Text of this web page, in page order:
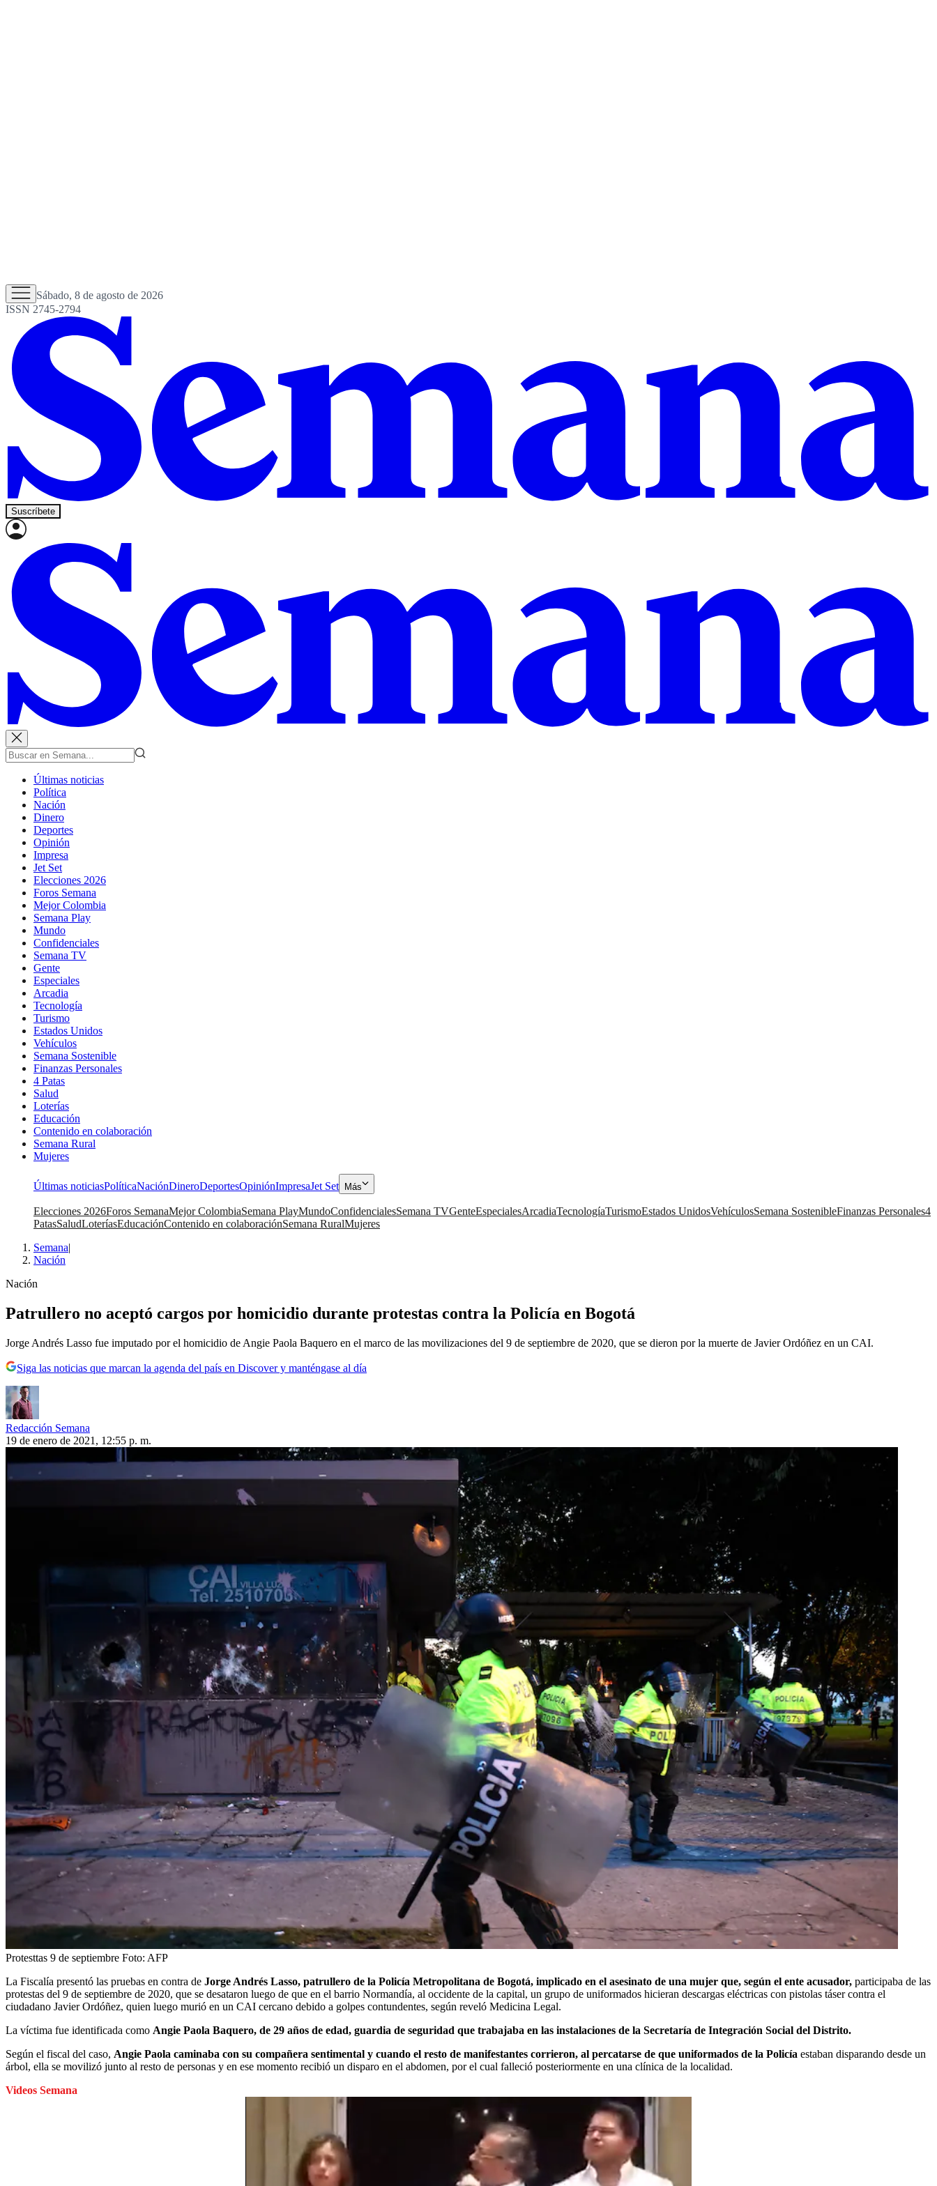
Sábado, 8 de agosto de 2026
ISSN 2745-2794
Suscríbete
Últimas noticias
Política
Nación
Dinero
Deportes
Opinión
Impresa
Jet Set
Elecciones 2026
Foros Semana
Mejor Colombia
Semana Play
Mundo
Confidenciales
Semana TV
Gente
Especiales
Arcadia
Tecnología
Turismo
Estados Unidos
Vehículos
Semana Sostenible
Finanzas Personales
4 Patas
Salud
Loterías
Educación
Contenido en colaboración
Semana Rural
Mujeres
Últimas noticiasPolíticaNaciónDineroDeportesOpiniónImpresaJet Set Más
Elecciones 2026Foros SemanaMejor ColombiaSemana PlayMundoConfidencialesSemana TVGenteEspecialesArcadiaTecnologíaTurismoEstados UnidosVehículosSemana SostenibleFinanzas Personales4
PatasSaludLoteríasEducaciónContenido en colaboraciónSemana RuralMujeres
Semana|
Nación
Nación
Patrullero no aceptó cargos por homicidio durante protestas contra la Policía en Bogotá
Jorge Andrés Lasso fue imputado por el homicidio de Angie Paola Baquero en el marco de las movilizaciones del 9 de septiembre de 2020, que se dieron por la muerte de Javier Ordóñez en un CAI.
Siga las noticias que marcan la agenda del país en Discover y manténgase al día
Redacción Semana
19 de enero de 2021, 12:55 p. m.
Protesttas 9 de septiembre Foto: AFP
La Fiscalía presentó las pruebas en contra de Jorge Andrés Lasso, patrullero de la Policía Metropolitana de Bogotá, implicado en el asesinato de una mujer que, según el ente acusador, participaba de las
protestas del 9 de septiembre de 2020, que se desataron luego de que en el barrio Normandía, al occidente de la capital, un grupo de uniformados hicieran descargas eléctricas con pistolas táser contra el
ciudadano Javier Ordóñez, quien luego murió en un CAI cercano debido a golpes contundentes, según reveló Medicina Legal.
La víctima fue identificada como Angie Paola Baquero, de 29 años de edad, guardia de seguridad que trabajaba en las instalaciones de la Secretaría de Integración Social del Distrito.
Según el fiscal del caso, Angie Paola caminaba con su compañera sentimental y cuando el resto de manifestantes corrieron, al percatarse de que uniformados de la Policía estaban disparando desde un
árbol, ella se movilizó junto al resto de personas y en ese momento recibió un disparo en el abdomen, por el cual falleció posteriormente en una clínica de la localidad.
Videos Semana